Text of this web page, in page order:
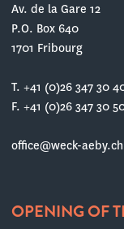
Av. de la Gare 12
P.O. Box 640
1701 Fribourg
T. +41 (0)26 347 30
F. +41 (0)26 347 30
office@weck-aeby.ch
OPENING OF